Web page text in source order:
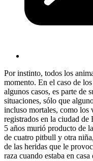
Por instinto, todos los
momento. En el caso de
algunos casos, es parte de
situaciones, sólo que
incluso mortales, como los
registrados en la ciudad de
5 años murió producto de
de cuatro pitbull y otra
de las heridas que le
raza cuando estaba en